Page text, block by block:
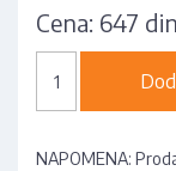
Cena: 647 din
NAPOMENA: